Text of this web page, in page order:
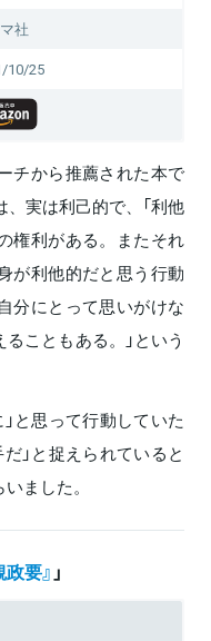
社
10/25
チから推薦された本で
、実は利己的で、「利他
権利がある。またそれ
が利他的だと思う行動
分にとって思いがけな
こともある。」という
と思って行動していた
」と捉えられていると
ました。
要』 」